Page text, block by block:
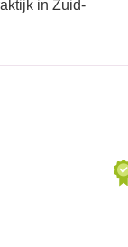
in Zuid-